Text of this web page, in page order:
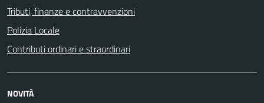
Tributi, finanze e contravvenzioni
Polizia Locale
Contributi ordinari e straordinari
NOVITÀ